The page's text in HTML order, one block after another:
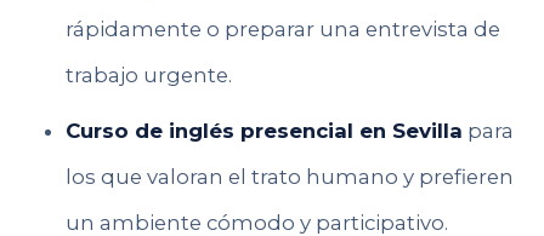
rápidamente o preparar una entrevista de
trabajo urgente.
Curso de inglés presencial en Sevilla para
los que valoran el trato humano y prefieren
un ambiente cómodo y participativo.